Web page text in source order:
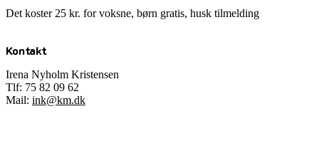
Det koster 25 kr. for voksne, børn gratis, husk tilmelding
Kontakt
Irena Nyholm Kristensen
Tlf: 75 82 09 62
Mail: ink@km.dk